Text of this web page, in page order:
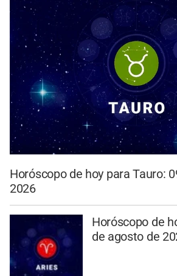
Horóscopo de hoy para Tauro:
2026
Horóscopo de
de agosto de